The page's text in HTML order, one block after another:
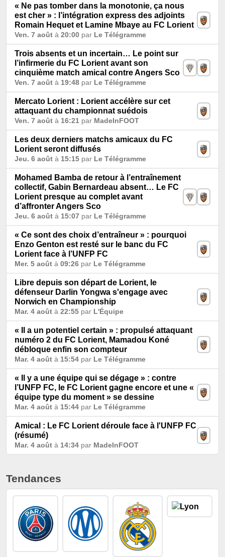
« Ne pas tomber dans la monotonie, ça nous
est cher » : l’intégration express des adjoints
Romain Hequet et Lamine Mbaye au FC Lorient
Ven. 7 août à 20:00 par Le Télégramme
Trois absents et un incertain… Le point sur
l’infirmerie du FC Lorient avant son
cinquième match amical contre Angers Sco
Ven. 7 août à 19:48 par Le Télégramme
Mercato Lorient : Lorient accélère sur cet
attaquant du championnat suédois
Ven. 7 août à 16:21 par MadeInFOOT
Les deux derniers matchs amicaux du FC
Lorient seront diffusés
Jeu. 6 août à 15:15 par Le Télégramme
Mohamed Bamba de retour à l’entraînement
collectif, Gabin Bernardeau absent… Le FC
Lorient presque au complet avant
d’affronter Angers Sco
Jeu. 6 août à 15:07 par Le Télégramme
« Ce sont des choix d’entraîneur » : pourquoi
Enzo Genton est resté sur le banc du FC
Lorient face à l’UNFP FC
Mer. 5 août à 09:26 par Le Télégramme
Libre depuis son départ de Lorient, le
défenseur Darlin Yongwa s'engage avec
Norwich en Championship
Mar. 4 août à 22:55 par L'Équipe
« Il a un potentiel certain » : propulsé attaquant
numéro 2 du FC Lorient, Mamadou Koné
débloque enfin son compteur
Mar. 4 août à 15:54 par Le Télégramme
« Il y a une équipe qui se dégage » : contre
l’UNFP FC, le FC Lorient gagne encore et une «
équipe type du moment » se dessine
Mar. 4 août à 15:44 par Le Télégramme
Amical : Le FC Lorient déroule face à l'UNFP FC
(résumé)
Mar. 4 août à 14:34 par MadeInFOOT
Tendances